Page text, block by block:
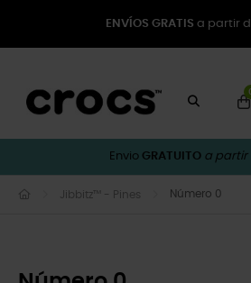
ENVÍOS GRATIS a partir
Envio GRATUITO a partir
Jibbitz™ - Pines Número 0